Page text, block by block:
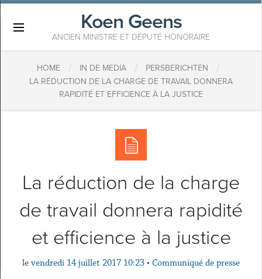
Koen Geens
ANCIEN MINISTRE ET DÉPUTÉ HONORAIRE
HOME / IN DE MEDIA / PERSBERICHTEN /
LA RÉDUCTION DE LA CHARGE DE TRAVAIL DONNERA
RAPIDITÉ ET EFFICIENCE À LA JUSTICE
La réduction de la charge
de travail donnera rapidité
et efficience à la justice
le vendredi 14 juillet 2017 10:23 • Communiqué de presse